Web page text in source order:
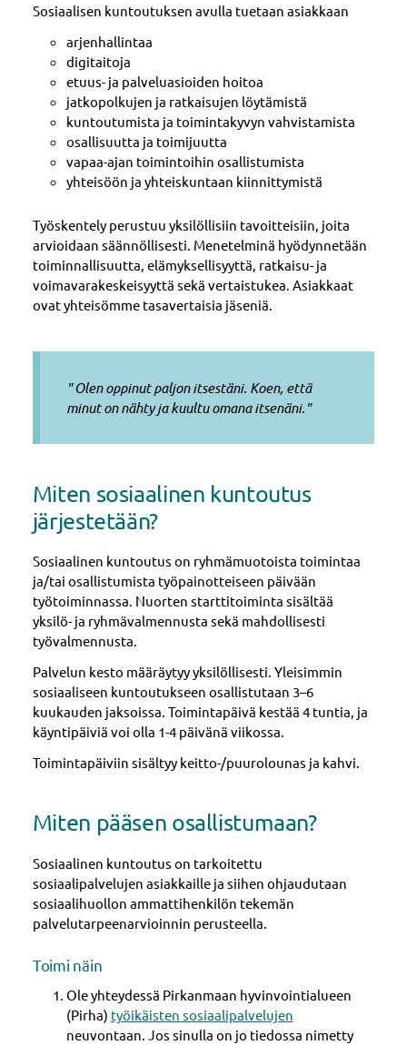
Sosiaalisen kuntoutuksen avulla tuetaan asiakkaan
arjenhallintaa
digitaitoja
etuus- ja palveluasioiden hoitoa
jatkopolkujen ja ratkaisujen löytämistä
kuntoutumista ja toimintakyvyn vahvistamista
osallisuutta ja toimijuutta
vapaa-ajan toimintoihin osallistumista
yhteisöön ja yhteiskuntaan kiinnittymistä
Työskentely perustuu yksilöllisiin tavoitteisiin, joita
arvioidaan säännöllisesti. Menetelminä hyödynnetään
toiminnallisuutta, elämyksellisyyttä, ratkaisu- ja
voimavarakeskeisyyttä sekä vertaistukea. Asiakkaat
ovat yhteisömme tasavertaisia jäseniä.
" Olen oppinut paljon itsestäni. Koen, että
minut on nähty ja kuultu omana itsenäni."
Miten sosiaalinen kuntoutus
järjestetään?
Sosiaalinen kuntoutus on ryhmämuotoista toimintaa
ja/tai osallistumista työpainotteiseen päivään
työtoiminnassa. Nuorten starttitoiminta sisältää
yksilö- ja ryhmävalmennusta sekä mahdollisesti
työvalmennusta.
Palvelun kesto määräytyy yksilöllisesti. Yleisimmin
sosiaaliseen kuntoutukseen osallistutaan 3–6
kuukauden jaksoissa. Toimintapäivä kestää 4 tuntia, ja
käyntipäiviä voi olla 1-4 päivänä viikossa.
Toimintapäiviin sisältyy keitto-/puurolounas ja kahvi.
Miten pääsen osallistumaan?
Sosiaalinen kuntoutus on tarkoitettu
sosiaalipalvelujen asiakkaille ja siihen ohjaudutaan
sosiaalihuollon ammattihenkilön tekemän
palvelutarpeenarvioinnin perusteella.
Toimi näin
Ole yhteydessä Pirkanmaan hyvinvointialueen
(Pirha) työikäisten sosiaalipalvelujen
neuvontaan. Jos sinulla on jo tiedossa nimetty